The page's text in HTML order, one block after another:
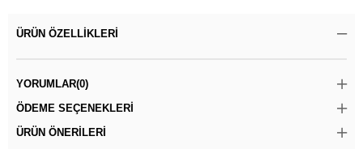
ÜRÜN ÖZELLIKLERI
YORUMLAR(0)
ÖDEME SEÇENEKLERI
ÜRÜN ÖNERILERI